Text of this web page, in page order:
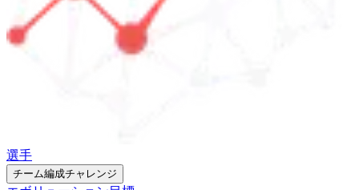
選手
チーム編成チャレンジ